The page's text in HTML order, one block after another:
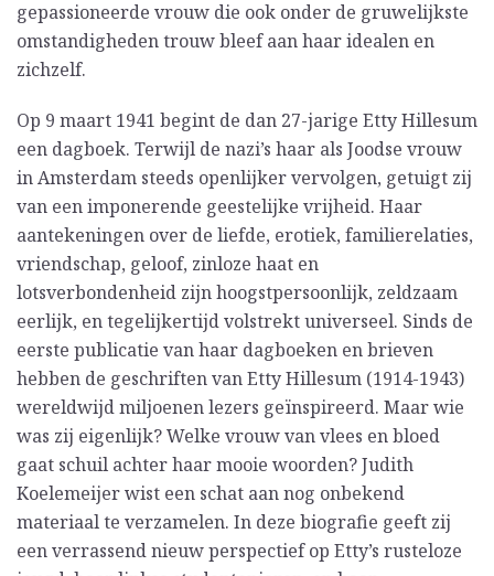
gepassioneerde vrouw die ook onder de gruwelijkste
omstandigheden trouw bleef aan haar idealen en
zichzelf.
Op 9 maart 1941 begint de dan 27-jarige Etty Hillesum
een dagboek. Terwijl de nazi’s haar als Joodse vrouw
in Amsterdam steeds openlijker vervolgen, getuigt zij
van een imponerende geestelijke vrijheid. Haar
aantekeningen over de liefde, erotiek, familierelaties,
vriendschap, geloof, zinloze haat en
lotsverbondenheid zijn hoogstpersoonlijk, zeldzaam
eerlijk, en tegelijkertijd volstrekt universeel. Sinds de
eerste publicatie van haar dagboeken en brieven
hebben de geschriften van Etty Hillesum (1914-1943)
wereldwijd miljoenen lezers geïnspireerd. Maar wie
was zij eigenlijk? Welke vrouw van vlees en bloed
gaat schuil achter haar mooie woorden? Judith
Koelemeijer wist een schat aan nog onbekend
materiaal te verzamelen. In deze biografie geeft zij
een verrassend nieuw perspectief op Etty’s rusteloze